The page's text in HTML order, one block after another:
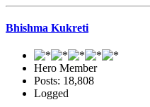
Bhishma Kukreti
Hero Member
Posts: 18,808
Logged